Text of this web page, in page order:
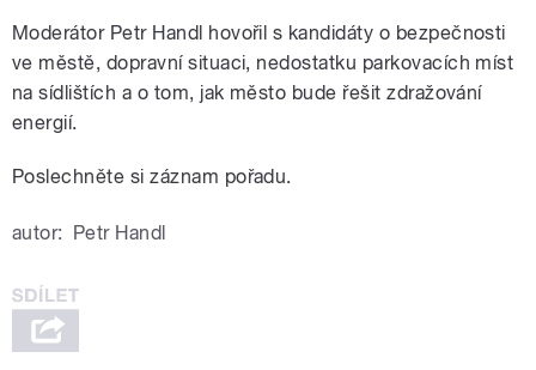
Moderátor Petr Handl hovořil s kandidáty o bezpečnosti
ve městě, dopravní situaci, nedostatku parkovacích míst
na sídlištích a o tom, jak město bude řešit zdražování
energií.
Poslechněte si záznam pořadu.
autor: Petr Handl